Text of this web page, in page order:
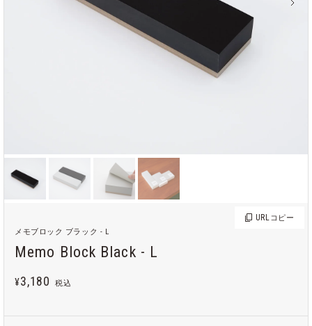
URL コピー
メモブロック ブラック - L
Memo Block Black - L
¥3,180 税込